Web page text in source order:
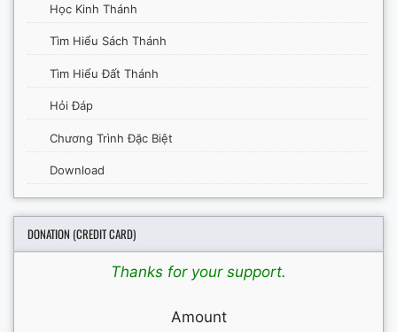
Học Kinh Thánh
Tìm Hiểu Sách Thánh
Tìm Hiểu Đất Thánh
Hỏi Đáp
Chương Trình Đặc Biệt
Download
DONATION (CREDIT CARD)
Thanks for your support.
Amount